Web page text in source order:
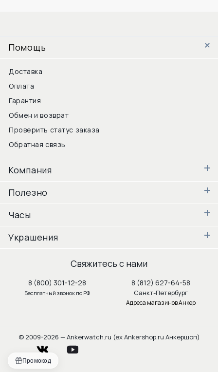
Промокод
Помощь
Доставка
Оплата
Гарантия
Обмен и возврат
Проверить статус заказа
Обратная связь
Компания
Полезно
Часы
Украшения
Свяжитесь с нами
8 (800) 301-12-28
Бесплатный звонок по РФ
8 (812) 627-64-58
Санкт-Петербург
Адреса магазинов Анкер
© 2009-2026 — Ankerwatch.ru (ex Ankershop.ru Анкершоп)
vkontakte youtube